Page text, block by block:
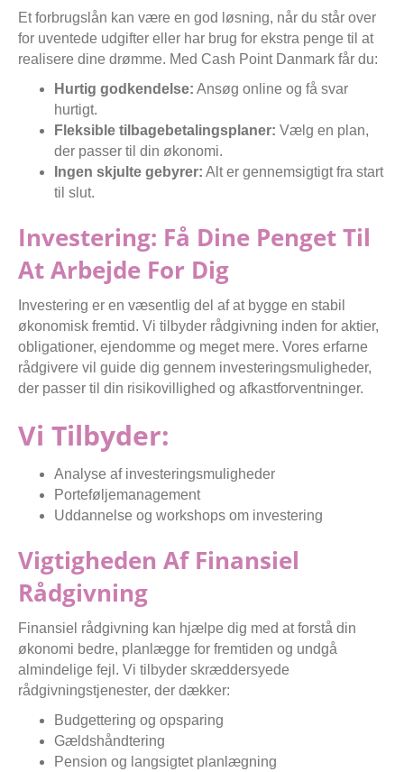
Et forbrugslån kan være en god løsning, når du står over
for uventede udgifter eller har brug for ekstra penge til at
realisere dine drømme. Med Cash Point Danmark får du:
Hurtig godkendelse: Ansøg online og få svar
hurtigt.
Fleksible tilbagebetalingsplaner: Vælg en plan,
der passer til din økonomi.
Ingen skjulte gebyrer: Alt er gennemsigtigt fra start
til slut.
Investering: Få Dine Penget Til
At Arbejde For Dig
Investering er en væsentlig del af at bygge en stabil
økonomisk fremtid. Vi tilbyder rådgivning inden for aktier,
obligationer, ejendomme og meget mere. Vores erfarne
rådgivere vil guide dig gennem investeringsmuligheder,
der passer til din risikovillighed og afkastforventninger.
Vi Tilbyder:
Analyse af investeringsmuligheder
Porteføljemanagement
Uddannelse og workshops om investering
Vigtigheden Af Finansiel
Rådgivning
Finansiel rådgivning kan hjælpe dig med at forstå din
økonomi bedre, planlægge for fremtiden og undgå
almindelige fejl. Vi tilbyder skræddersyede
rådgivningstjenester, der dækker:
Budgettering og opsparing
Gældshåndtering
Pension og langsigtet planlægning